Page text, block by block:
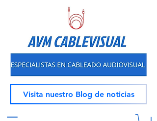
Visita nuestro Blog de noticias